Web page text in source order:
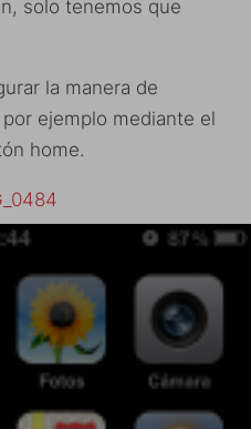
solo tenemos que
la manera de
ejemplo mediante el
home.